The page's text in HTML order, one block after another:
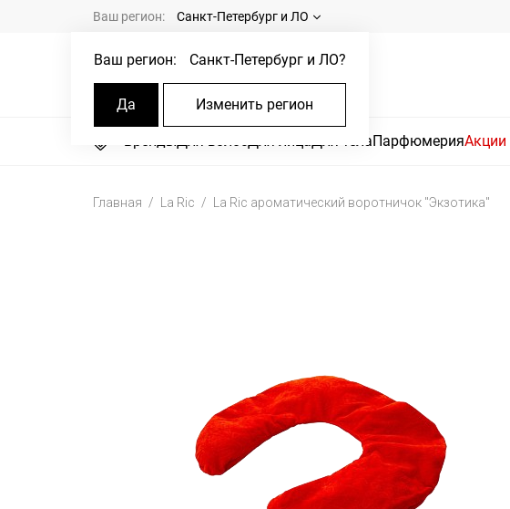
Ваш регион: Санкт-Петербург и ЛО
Ваш регион: Санкт-Петербург и ЛО?
Да Изменить регион
БрендыДля волосДля лицаДля телаПарфюмерияАкции
Главная La Ric La Ric ароматический воротничок "Экзотика"